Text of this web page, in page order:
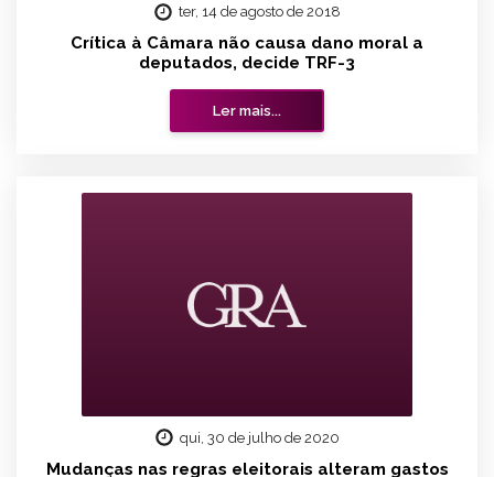
ter, 14 de agosto de 2018
Crítica à Câmara não causa dano moral a
deputados, decide TRF-3
Ler mais...
qui, 30 de julho de 2020
Mudanças nas regras eleitorais alteram gastos